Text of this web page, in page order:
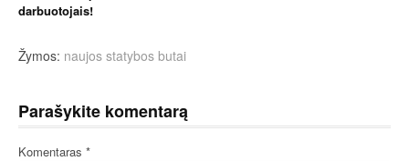
darbuotojais!
Žymos: naujos statybos butai
Parašykite komentarą
Komentaras *